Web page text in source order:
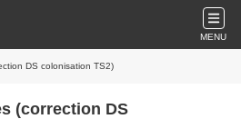
MENU
DS colonisation TS2)
(correction DS